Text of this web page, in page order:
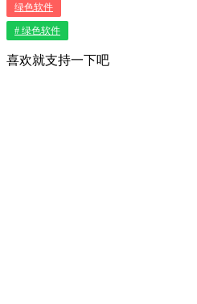
绿色软件
# 绿色软件
喜欢就支持一下吧